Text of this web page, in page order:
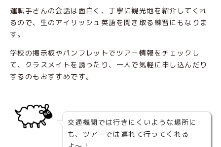
運転手さんの会話は面白く、丁寧に観光地を紹介してくれ
るので、生のアイリッシュ英語を聞き取る練習にもなりま
す。
学校の掲示板やパンフレットでツアー情報をチェックし
て、クラスメイトを誘ったり、一人で気軽に申し込んだり
するのもおすすめです。
交通機関では行きにくいような場所に
も、ツアーでは連れて行ってくれる